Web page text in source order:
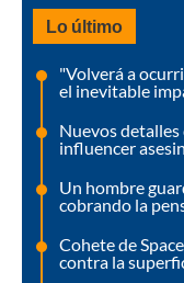
Lo último
"Volverá a
el inevitable
Nuevos detalles
influencer
Un hombre
cobrando la
Cohete de
contra la